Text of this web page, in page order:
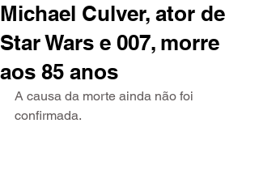
Michael Culver, ator de
Star Wars e 007, morre
aos 85 anos
A causa da morte ainda não foi
confirmada.